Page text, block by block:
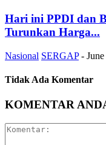
Hari ini PPDI dan
Turunkan Harga...
Nasional SERGAP -
Tidak Ada Komentar
KOMENTAR